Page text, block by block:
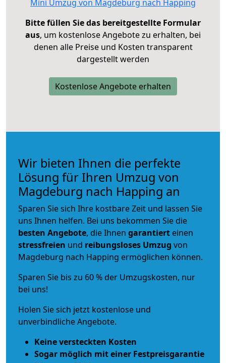
Mini Umzug von Magdeburg nach Happing
Bitte füllen Sie das bereitgestellte Formular
aus, um kostenlose Angebote zu erhalten, bei
denen alle Preise und Kosten transparent
dargestellt werden
Kostenlose Angebote erhalten
Wir bieten Ihnen die perfekte
Lösung für Ihren Umzug von
Magdeburg nach Happing an
Sparen Sie sich Ihre kostbare Zeit und lassen Sie
uns Ihnen helfen. Bei uns bekommen Sie die
besten Angebote, die Ihnen garantiert einen
stressfreien und reibungsloses Umzug von
Magdeburg nach Happing ermöglichen können.
Sparen Sie bis zu 60 % der Umzugskosten, nur
bei uns!
Holen Sie sich jetzt kostenlose und
unverbindliche Angebote.
Keine versteckten Kosten
Sogar möglich mit einer Festpreisgarantie